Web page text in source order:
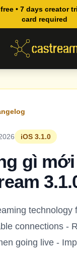
• 7 days creator
card required
iOS 3.1.0
gì
technology
connections -
going live -